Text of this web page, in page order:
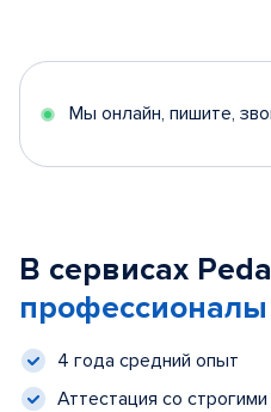
Мы онлайн, пишите,
В сервисах
профессионалы
4 года средний опыт
Аттестация со